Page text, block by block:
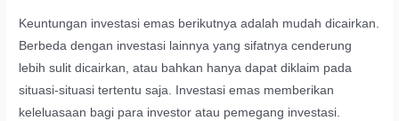
Keuntungan investasi emas berikutnya adalah mudah dicairkan.
Berbeda dengan investasi lainnya yang sifatnya cenderung
lebih sulit dicairkan, atau bahkan hanya dapat diklaim pada
situasi-situasi tertentu saja. Investasi emas memberikan
keleluasaan bagi para investor atau pemegang investasi.